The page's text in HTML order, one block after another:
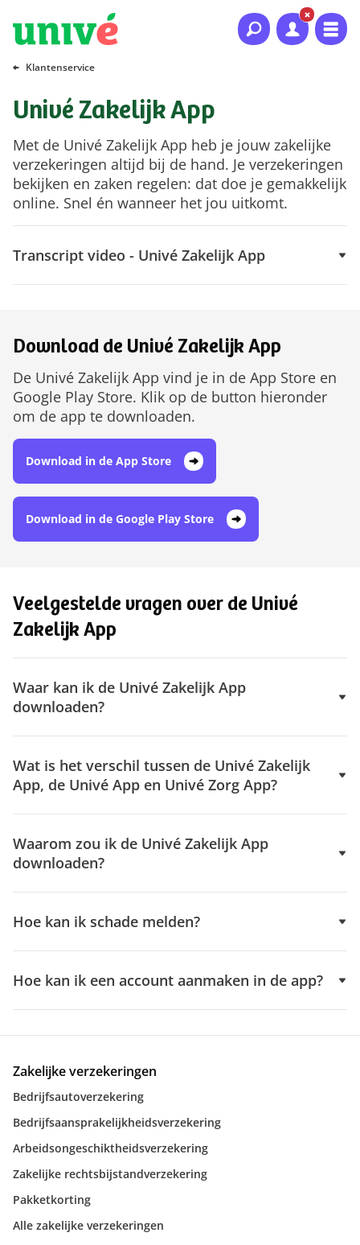
Naar hoofdinhoud
Naar hoofdnavigatie
Naar footer
Klantenservice
Univé Zakelijk App
Met de Univé Zakelijk App heb je jouw zakelijke
verzekeringen altijd bij de hand. Je verzekeringen
bekijken en zaken regelen: dat doe je gemakkelijk
online. Snel én wanneer het jou uitkomt.
Trans‌c‌r‌i‌p‌t video - Univé Zakelijk App
Download de Univé Zakelijk App
De Univé Zakelijk App vind je in de App Store en
Google Play Store. Klik op de button hieronder
om de app te downloaden.
Download in de App Store
Download in de Google Play Store
Veelgestelde vragen over de Univé
Zakelijk App
Waar kan ik de Univé Zakelijk App
downloaden?
Wat is het verschil tussen de Univé Zakelijk
App, de Univé App en Univé Zorg App?
Waarom zou ik de Univé Zakelijk App
downloaden?
Hoe kan ik schade melden?
Hoe kan ik een account aanmaken in de app?
Zakelijke verzekeringen
Bedrijfsautoverzekering
Bedrijfsaansprakelijkheidsverzekering
Arbeidsongeschiktheidsverzekering
Zakelijke rechtsbijstandverzekering
Pakketkorting
Alle zakelijke verzekeringen